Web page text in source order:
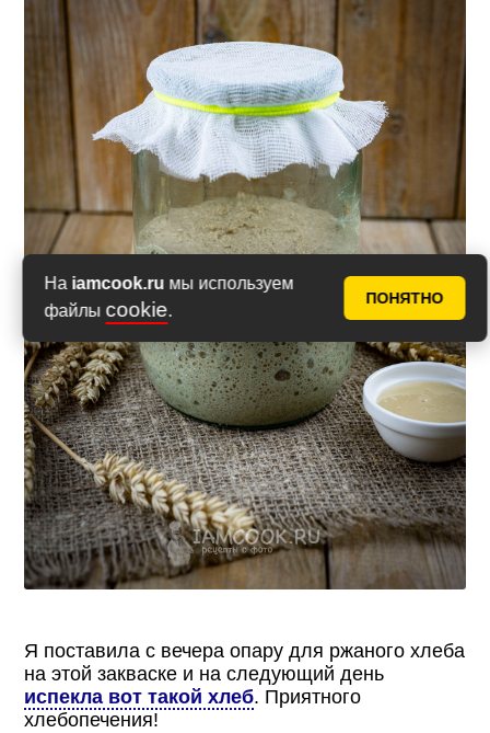
На iamcook.ru мы используем
файлы cookie.
ПОНЯТНО
Я поставила с вечера опару для ржаного хлеба
на этой закваске и на следующий день
испекла вот такой хлеб. Приятного
хлебопечения!